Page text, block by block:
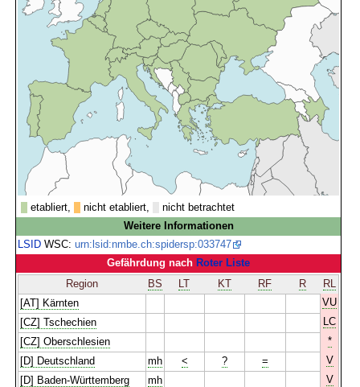
etabliert, nicht etabliert,
nicht betrachtet
Weitere Informationen
LSID WSC:urn:lsid:nmbe.ch:spidersp:033747
Gefährdung nach Roter Liste
Region
BS LT KT RF R
RL
[AT] Kärnten
VU
[CZ] Tschechien
LC
[CZ] Oberschlesien
*
[D] Deutschland
mh < ? =
V
[D] Baden-Württemberg
mh
V